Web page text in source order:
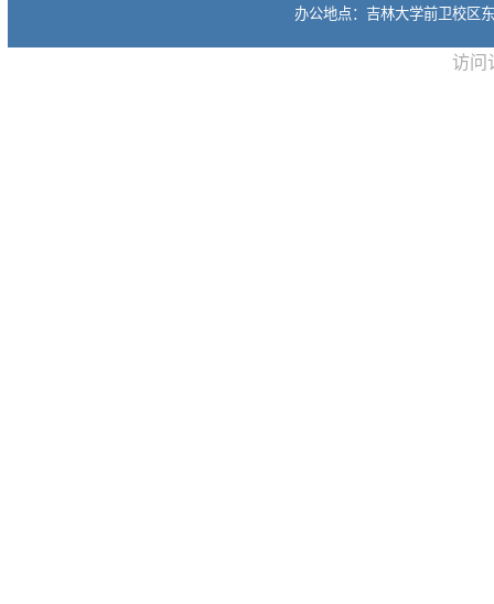
办公地点：吉林大学前卫校区
访问